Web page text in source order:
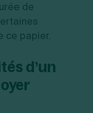
de
ce papier.
d’un